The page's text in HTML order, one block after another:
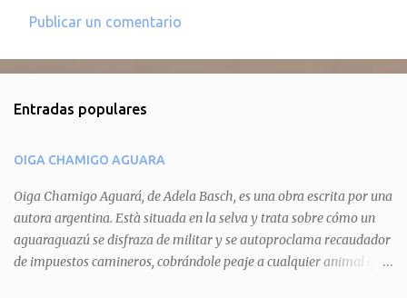
e
t
a
r
i
o
Publicar un comentario
Entradas populares
OIGA CHAMIGO AGUARA
Oiga Chamigo Aguará, de Adela Basch, es una obra escrita por una
autora argentina. Està situada en la selva y trata sobre cómo un
aguaraguazú se disfraza de militar y se autoproclama recaudador
de impuestos camineros, cobrándole peaje a cualquier animal que